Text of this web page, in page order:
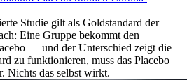
Studie gilt als Goldstandard der
Eine Gruppe bekommt den
— und der Unterschied zeigt die
zu funktionieren, muss das Placebo
Nichts das selbst wirkt.